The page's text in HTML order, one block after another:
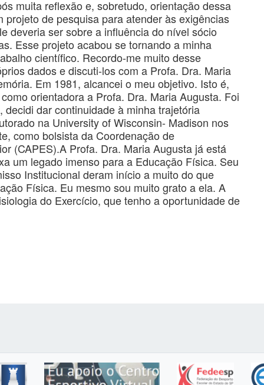
muita reflexão e, sobretudo, orientação dessa
de pesquisa para atender às exigências
deveria ser sobre a influência do nível sócio
Esse projeto acabou se tornando a minha
científico. Recordo-me muito desse
dados e discuti-los com a Profa. Dra. Maria
Em 1981, alcancei o meu objetivo. Isto é,
orientadora a Profa. Dra. Maria Augusta. Foi
dar continuidade à minha trajetória
na University of Wisconsin- Madison nos
como bolsista da Coordenação de
(CAPES).A Profa. Dra. Maria Augusta já está
um legado imenso para a Educação Física. Seu
Institucional deram início a muito do que
Física. Eu mesmo sou muito grato a ela. A
do Exercício, que tenho a oportunidade de